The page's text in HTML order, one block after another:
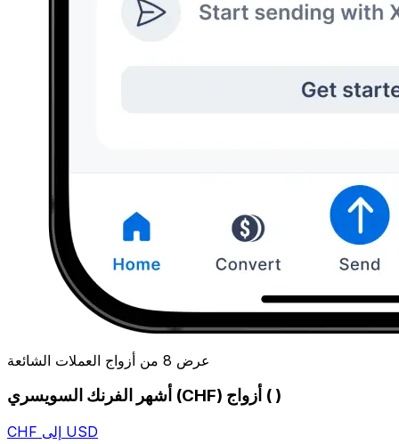
عرض 8 من أزواج العملات الشائعة
أشهر الفرنك السويسري (CHF) أزواج ( )
CHF إلى USD